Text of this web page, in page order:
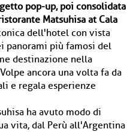
pop-up, poi consolidata
Matsuhisa at Cala
dell'hotel con vista
panorami più famosi del
destinazione nella
ancora una volta fa da
e regala esperienze
ha avuto modo di
vita, dal Perù all'Argentina